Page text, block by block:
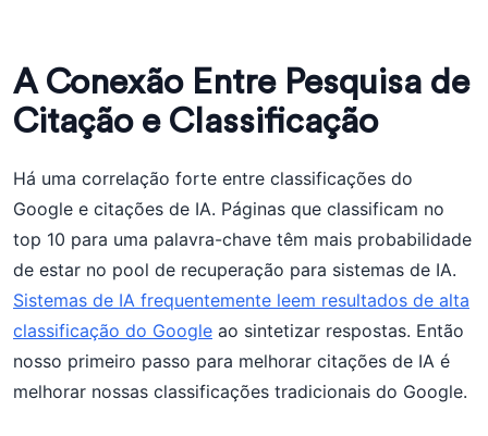
A Conexão Entre Pesquisa de
Citação e Classificação
Há uma correlação forte entre classificações do
Google e citações de IA. Páginas que classificam no
top 10 para uma palavra-chave têm mais probabilidade
de estar no pool de recuperação para sistemas de IA.
Sistemas de IA frequentemente leem resultados de alta
classificação do Google ao sintetizar respostas. Então
nosso primeiro passo para melhorar citações de IA é
melhorar nossas classificações tradicionais do Google.